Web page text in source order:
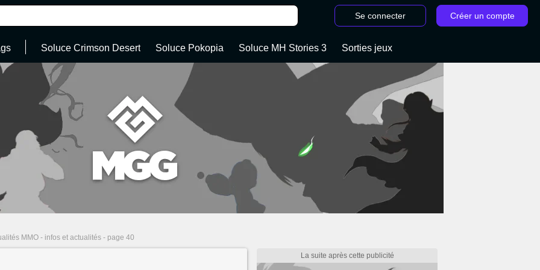
Se connecter Créer un compte
Soluce Crimson Desert Soluce Pokopia Soluce MH Stories 3 Sorties jeux
MMO - infos et actualités - page 40